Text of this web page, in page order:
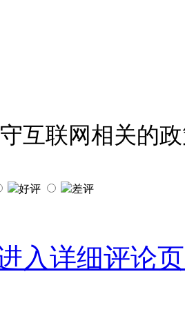
互联网相关的
好评
差评
入详细评论